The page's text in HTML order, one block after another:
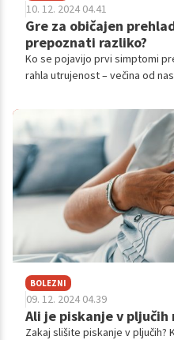
10. 12. 2024 04.41
Gre za običajen
prepoznati razliko?
Ko se pojavijo prvi simptomi
rahla utrujenost – večina od
trajajo dlje ali se nenadoma
med običajnim prehladom in
da se lahko pravočasno in
BOLEZNI
09. 12. 2024 04.39
Ali je piskanje v pljučih
Zakaj slišite piskanje v pljučih?